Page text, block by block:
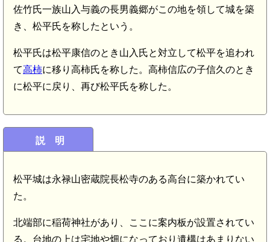
佐竹氏一族山入与義の長男義郷がこの地を領して城を築
き、松平氏を称したという。
松平氏は松平康信のとき山入氏と対立して松平を追われ
て高柿に移り高柿氏を称した。高柿信広の子信久のとき
に松平に戻り、再び松平氏を称した。
説 明
松平城は永禄山密蔵院長松寺のある高台に築かれてい
た。
北端部に稲荷神社があり、ここに案内板が設置されてい
る。台地の上は宅地や畑になっており遺構はあまりない